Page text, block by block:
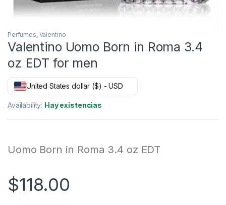
Perfumes, Valentino
Valentino Uomo Born in Roma 3.4
oz EDT for men
United States dollar ($) - USD
Availability: Hay existencias
Uomo Born in Roma 3.4 oz EDT
$118.00